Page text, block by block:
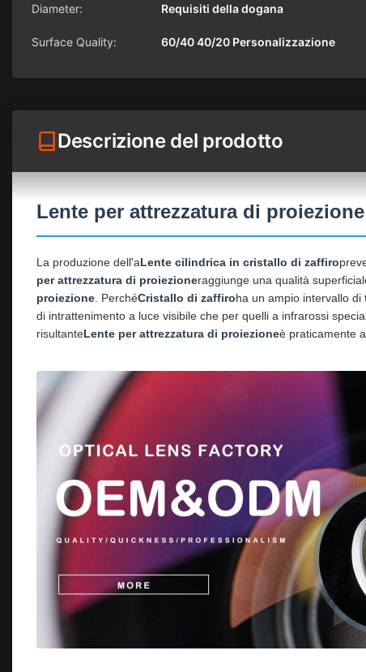
Diameter: Requisiti della dogana
Surface Quality: 60/40 40/20 Personalizzazione
Descrizione del prodotto
Lente per attrezzatura di
La produzione dell'aLente cilindrica in cristallo di zaffiro
per attrezzatura di proiezioneraggiunge una qualità
proiezione . PerchéCristallo di zaffiroha un ampio intervallo
di intrattenimento a luce visibile che per quelli a infrarossi
risultanteLente per attrezzatura di proiezioneè praticamente